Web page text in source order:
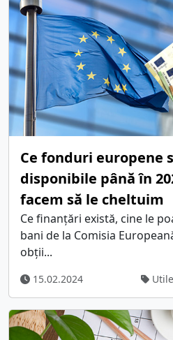
Ce fonduri europene
disponibile până în
facem să le cheltuim
Ce finanțări există, cine le
bani de la Comisia
obții...
15.02.2024 Utile